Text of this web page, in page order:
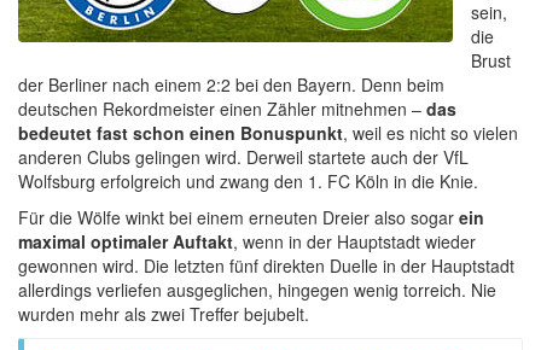
sein,
die
Brust
der Berliner nach einem 2:2 bei den Bayern. Denn beim
deutschen Rekordmeister einen Zähler mitnehmen – das
bedeutet fast schon einen Bonuspunkt, weil es nicht so vielen
anderen Clubs gelingen wird. Derweil startete auch der VfL
Wolfsburg erfolgreich und zwang den 1. FC Köln in die Knie.
Für die Wölfe winkt bei einem erneuten Dreier also sogar ein
maximal optimaler Auftakt, wenn in der Hauptstadt wieder
gewonnen wird. Die letzten fünf direkten Duelle in der Hauptstadt
allerdings verliefen ausgeglichen, hingegen wenig torreich. Nie
wurden mehr als zwei Treffer bejubelt.